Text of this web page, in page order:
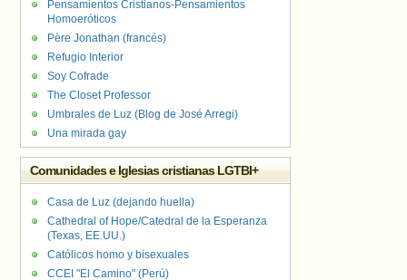
Pensamientos Cristianos-Pensamientos
Homoeróticos
Père Jonathan (francés)
Refugio Interior
Soy Cofrade
The Closet Professor
Umbrales de Luz (Blog de José Arregi)
Una mirada gay
Comunidades e Iglesias cristianas LGTBI+
Casa de Luz (dejando huella)
Cathedral of Hope/Catedral de la Esperanza
(Texas, EE.UU.)
Católicos homo y bisexuales
CCEI "El Camino" (Perú)